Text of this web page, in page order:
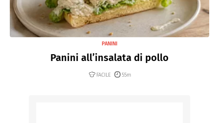
PANINI
Panini all’insalata di pollo
FACILE 55m